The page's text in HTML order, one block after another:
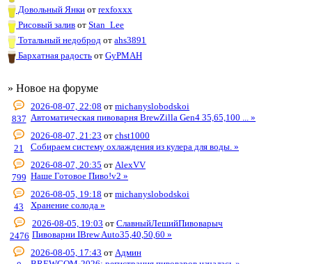
Довольный Янкиот rexfoxxx
Рисовый залив отStan_Lee
Тотальный недоброд отahs3891
Бархатная радостьот GyPMAH
» Новое на форуме
837
2026-08-07, 22:08 от michanyslobodskoi
Автоматическая пивоварня BrewZilla Gen4 35,65,100 ... »
21
2026-08-07, 21:23 от chst1000
Собираем систему охлаждения из кулера для воды. »
799
2026-08-07, 20:35 от AlexVV
Наше Готовое Пиво!v2 »
43
2026-08-05, 19:18 от michanyslobodskoi
Хранение солода »
2476
2026-08-05, 19:03 от СлавныйЛешийПивоварыч
Пивоварни IBrew Auto35,40,50,60 »
2026-08-05, 17:43 от Админ